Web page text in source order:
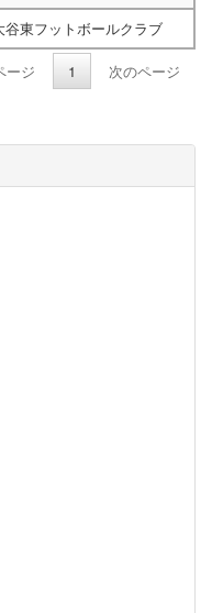
谷東フットボールクラブ
ージ 1 次のページ